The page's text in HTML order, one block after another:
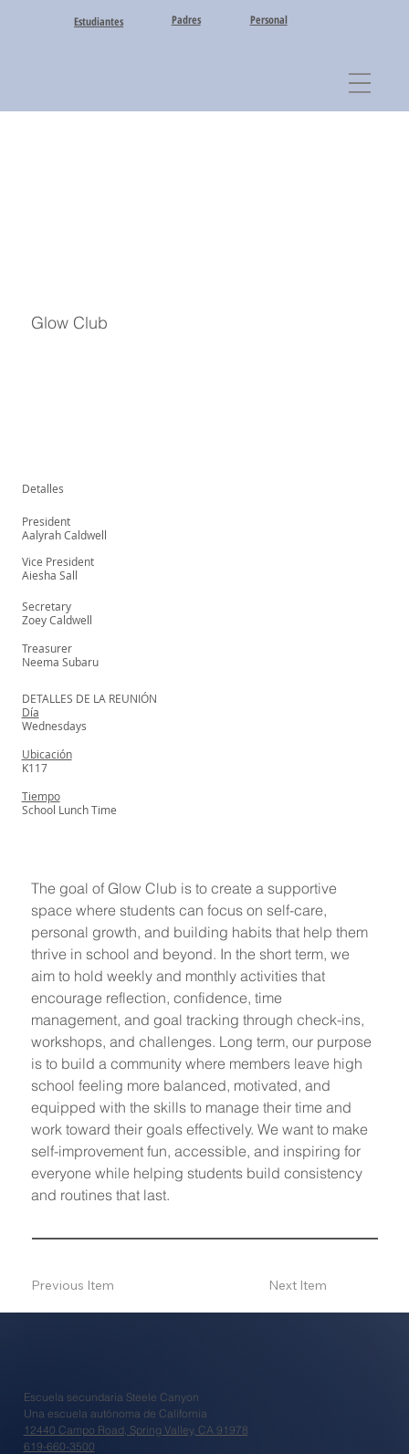
Estudiantes Padres Personal
Glow Club
The goal of Glow Club is to create a supportive
space where students can focus on self-care,
personal growth, and building habits that help them
thrive in school and beyond. In the short term, we
aim to hold weekly and monthly activities that
encourage reflection, confidence, time
management, and goal tracking through check-ins,
workshops, and challenges. Long term, our purpose
is to build a community where members leave high
school feeling more balanced, motivated, and
equipped with the skills to manage their time and
work toward their goals effectively. We want to make
self-improvement fun, accessible, and inspiring for
everyone while helping students build consistency
and routines that last.
Detalles
President
Aalyrah Caldwell
Vice President
Aiesha Sall
Secretary
Zoey Caldwell
Treasurer
Neema Subaru
DETALLES DE LA REUNIÓN
Día
Wednesdays
Ubicación
K117
Tiempo
School Lunch Time
Next Item
Previous Item
Escuela secundaria Steele Canyon
Una escuela autónoma de California
12440 Campo Road, Spring Valley, CA 91978
619-660-3500